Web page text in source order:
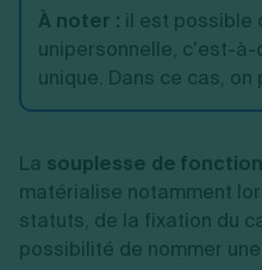
À noter : il est possible
unipersonnelle, c’est-
unique. Dans ce cas, on
La souplesse de
matérialise notamment
statuts, de la fixation du
possibilité de nommer